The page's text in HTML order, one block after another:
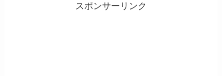
スポンサーリンク